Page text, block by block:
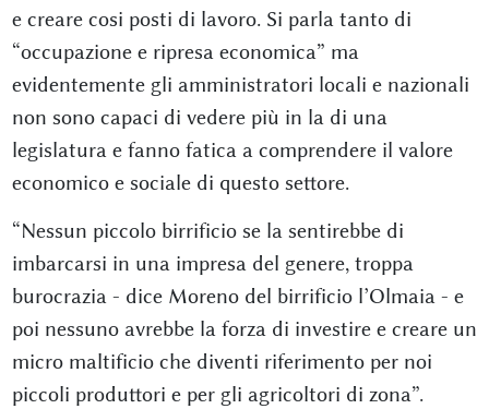
e creare cosi posti di lavoro. Si parla tanto di
“occupazione e ripresa economica” ma
evidentemente gli amministratori locali e nazionali
non sono capaci di vedere più in la di una
legislatura e fanno fatica a comprendere il valore
economico e sociale di questo settore.
“Nessun piccolo birrificio se la sentirebbe di
imbarcarsi in una impresa del genere, troppa
burocrazia - dice Moreno del birrificio l’Olmaia - e
poi nessuno avrebbe la forza di investire e creare un
micro maltificio che diventi riferimento per noi
piccoli produttori e per gli agricoltori di zona”.